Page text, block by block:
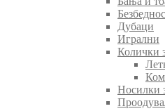
Дубаци
Игрални
Колички
Носилки